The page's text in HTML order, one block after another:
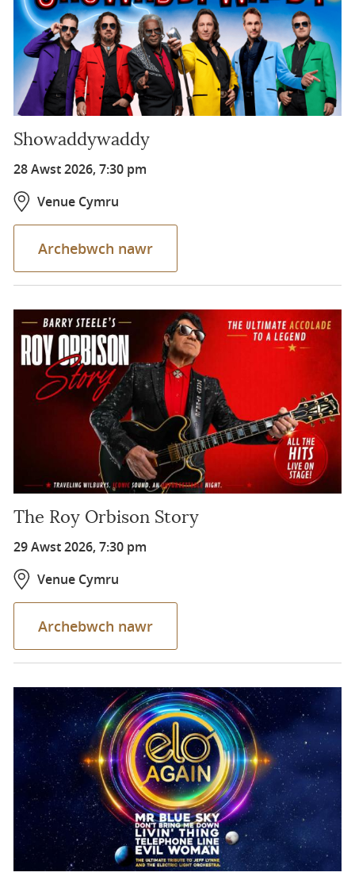
Showaddywaddy
28 Awst 2026, 7:30 pm
Venue Cymru
Archebwch nawr
The Roy Orbison Story
29 Awst 2026, 7:30 pm
Venue Cymru
Archebwch nawr